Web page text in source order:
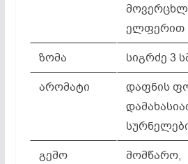
ელფერით
ზომა
სიგრძე 3
არომატი
დაფნის
გემო
მომწარო,